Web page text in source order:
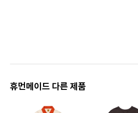
휴먼메이드 다른 제품